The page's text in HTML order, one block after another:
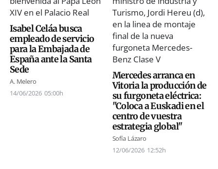
Isabel Celáa busca
empleado de servicio
para la Embajada de
España ante la Santa
Sede
A. Melero
14/06/2026 05:00h
Mercedes arranca en
Vitoria la producción de
su furgoneta eléctrica:
"Coloca a Euskadi en el
centro de vuestra
estrategia global"
Sofía Lázaro
12/06/2026 12:52h